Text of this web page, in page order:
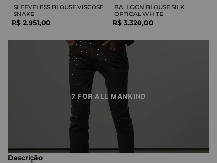
SLEEVELESS BLOUSE VISCOSE
SNAKE
R$ 2.951,00
BALLOON BLOUSE SILK
OPTICAL WHITE
R$ 3.320,00
Descrição